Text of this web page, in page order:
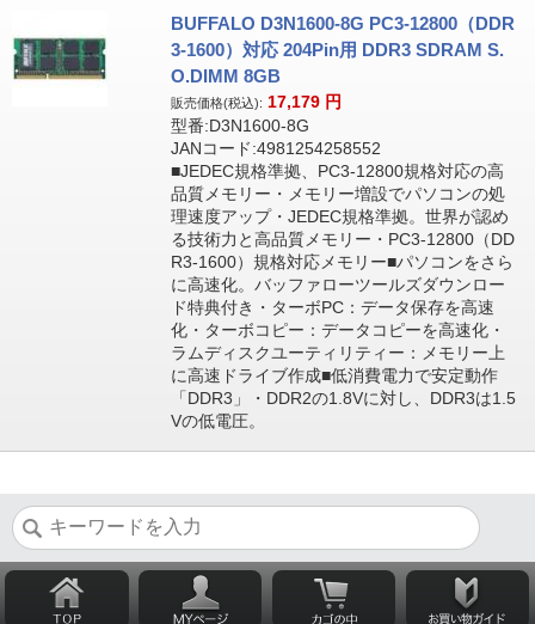
BUFFALO D3N1600-8G PC3-12800（DDR
3-1600）対応 204Pin用 DDR3 SDRAM S.
O.DIMM 8GB
販売価格(税込): 17,179 円
型番:D3N1600-8G
JANコード:4981254258552
■JEDEC規格準拠、PC3-12800規格対応の高
品質メモリー・メモリー増設でパソコンの処
理速度アップ・JEDEC規格準拠。世界が認め
る技術力と高品質メモリー・PC3-12800（DD
R3-1600）規格対応メモリー■パソコンをさら
に高速化。バッファローツールズダウンロー
ド特典付き・ターボPC：データ保存を高速
化・ターボコピー：データコピーを高速化・
ラムディスクユーティリティー：メモリー上
に高速ドライブ作成■低消費電力で安定動作
「DDR3」・DDR2の1.8Vに対し、DDR3は1.5
Vの低電圧。